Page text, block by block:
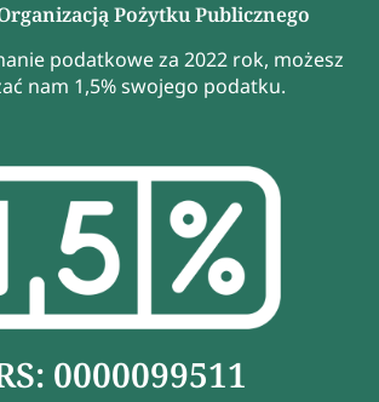
Pożytku Publicznego
podatkowe za 2022 rok, możesz
nam 1,5% swojego podatku.
0000099511